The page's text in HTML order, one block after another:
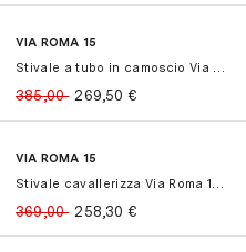
-30%
-30%
VIA ROMA 15
Stivale a tubo in camoscio Via Roma...
385,00 269,50€
-30%
-30%
VIA ROMA 15
369,00 258,30€